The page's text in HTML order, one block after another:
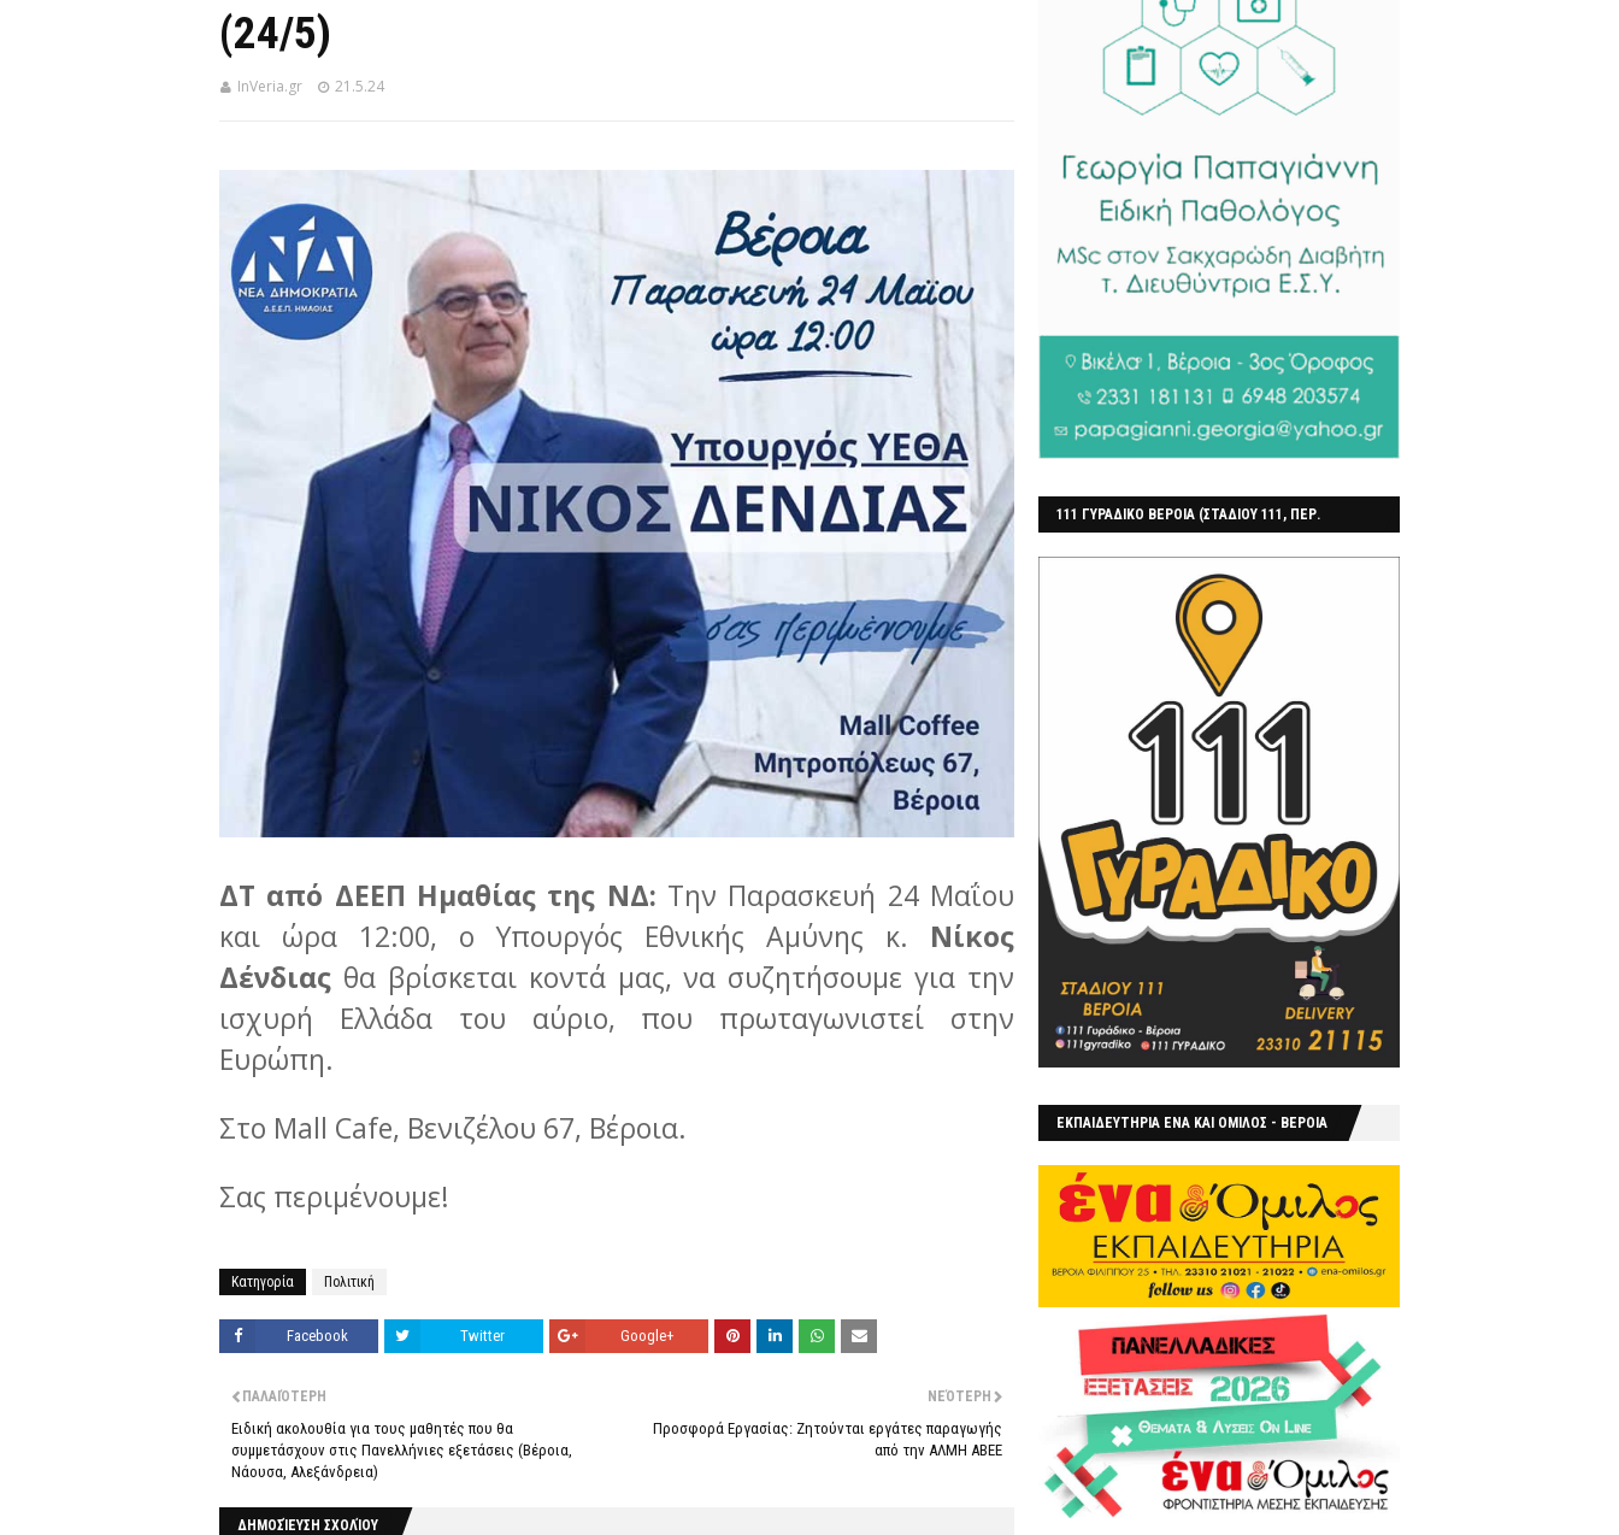
(24/5)
InVeria.gr 21.5.24
ΔΤ από ΔΕΕΠ Ημαθίας της ΝΔ: Την Παρασκευή 24 Μαΐου
και ώρα 12:00, ο Υπουργός Εθνικής Αμύνης κ. Νίκος
Δένδιας θα βρίσκεται κοντά μας, να συζητήσουμε για την
ισχυρή Ελλάδα του αύριο, που πρωταγωνιστεί στην
Ευρώπη.
Στο Mall Cafe, Βενιζέλου 67, Βέροια.
Σας περιμένουμε!
Κατηγορία Πολιτική
Facebook Twitter Google+
ΝΕΌΤΕΡΗ
Προσφορά Εργασίας: Ζητούνται εργάτες παραγωγής
από την ΑΛΜΗ ΑΒΕΕ
ΠΑΛΑΙΌΤΕΡΗ
Ειδική ακολουθία για τους μαθητές που θα
συμμετάσχουν στις Πανελλήνιες εξετάσεις (Βέροια,
Νάουσα, Αλεξάνδρεια)
ΔΗΜΟΣΊΕΥΣΗ ΣΧΟΛΊΟΥ
111 ΓΥΡΑΔΙΚΟ ΒΕΡΟΙΑ (ΣΤΑΔΙΟΥ 111, ΠΕΡ.
ΕΚΠΑΙΔΕΥΤΗΡΙΑ ΕΝΑ ΚΑΙ ΟΜΙΛΟΣ - ΒΕΡΟΙΑ